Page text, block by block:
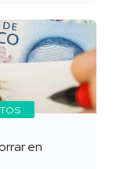
en